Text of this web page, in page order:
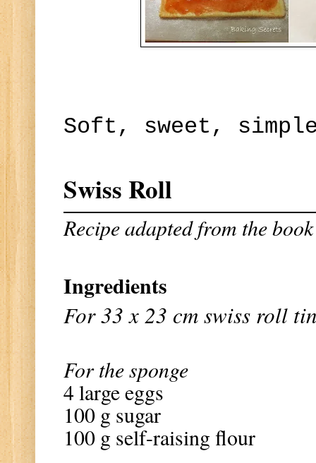
Soft, sweet,
Swiss Roll
Recipe adapted from the
Ingredients
For 33 x 23 cm swiss roll
For the sponge
4 large eggs
100 g sugar
100 g self-raising flour